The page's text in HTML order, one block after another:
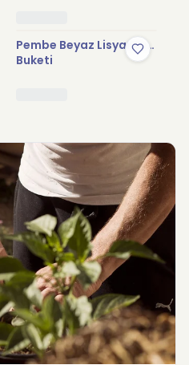
Pembe Beyaz Lisyantus
Buketi